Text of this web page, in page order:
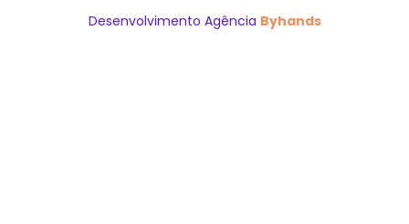
Desenvolvimento Agência Byhands